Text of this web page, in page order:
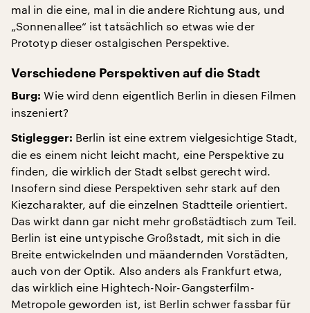
mal in die eine, mal in die andere Richtung aus, und
„Sonnenallee“ ist tatsächlich so etwas wie der
Prototyp dieser ostalgischen Perspektive.
Verschiedene Perspektiven auf die Stadt
Burg: Wie wird denn eigentlich Berlin in diesen Filmen
inszeniert?
Stiglegger: Berlin ist eine extrem vielgesichtige Stadt,
die es einem nicht leicht macht, eine Perspektive zu
finden, die wirklich der Stadt selbst gerecht wird.
Insofern sind diese Perspektiven sehr stark auf den
Kiezcharakter, auf die einzelnen Stadtteile orientiert.
Das wirkt dann gar nicht mehr großstädtisch zum Teil.
Berlin ist eine untypische Großstadt, mit sich in die
Breite entwickelnden und mäandernden Vorstädten,
auch von der Optik. Also anders als Frankfurt etwa,
das wirklich eine Hightech-Noir-Gangsterfilm-
Metropole geworden ist, ist Berlin schwer fassbar für